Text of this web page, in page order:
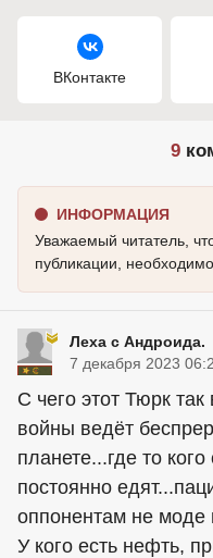
ВКонтакте
9
ИНФОРМАЦИЯ
Уважаемый читатель,
публикации, необходимо
Леха с Андроида.
7 декабря 2023
С чего этот Тюрк
войны ведёт
планете...где то
постоянно
оппонентам не моде
У кого есть нефть,